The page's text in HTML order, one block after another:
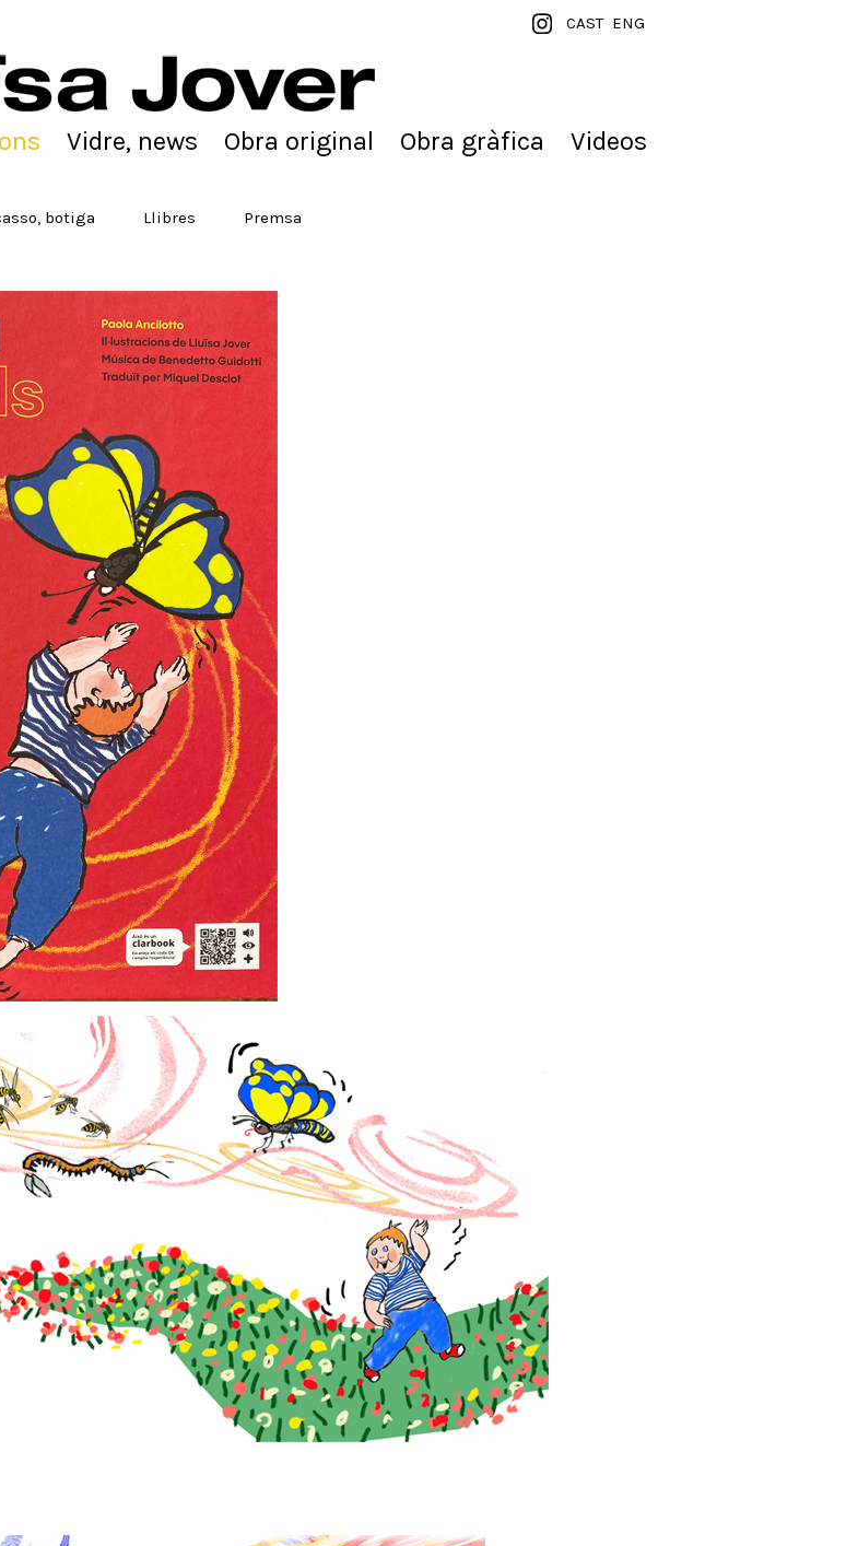
CAST ENG
Vidre, news Obra original Obra gràfica Videos
botiga Llibres Premsa